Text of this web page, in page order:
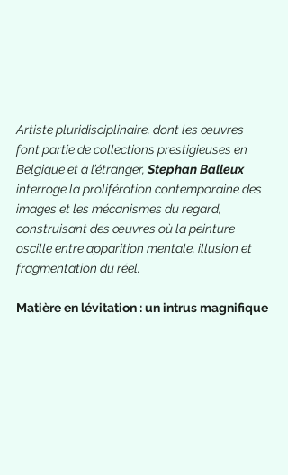
Artiste pluridisciplinaire, dont les œuvres
font partie de collections prestigieuses en
Belgique et à l’étranger, Stephan Balleux
interroge la prolifération contemporaine des
images et les mécanismes du regard,
construisant des œuvres où la peinture
oscille entre apparition mentale, illusion et
fragmentation du réel.
Matière en lévitation : un intrus magnifique